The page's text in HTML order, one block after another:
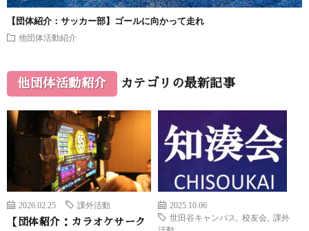
【団体紹介：サッカー部】ゴールに向かって走れ
他団体活動紹介
他団体活動紹介 カテゴリの最新記事
2026.02.25 課外活動
【団体紹介：カラオケサーク
2025.10.06
世田谷キャンパス
校友会
課外